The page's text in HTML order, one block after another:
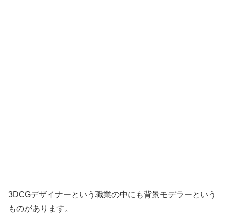
3DCGデザイナーという職業の中にも背景モデラーという
ものがあります。